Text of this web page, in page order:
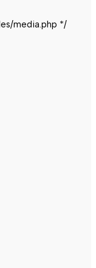
media.php */